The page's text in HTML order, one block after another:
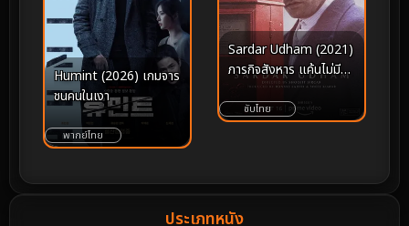
Humint (2026) เกมจาร
ชนคนในเงา
พากย์ไทย
Sardar Udham (2021)
ภารกิจสังหาร แค้นไม่มีวัน
ลืม
ซับไทย
ประเภทหนัง